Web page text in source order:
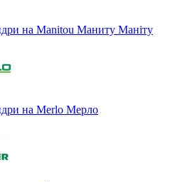
на Manitou Маниту Маніту
на Merlo Мерло